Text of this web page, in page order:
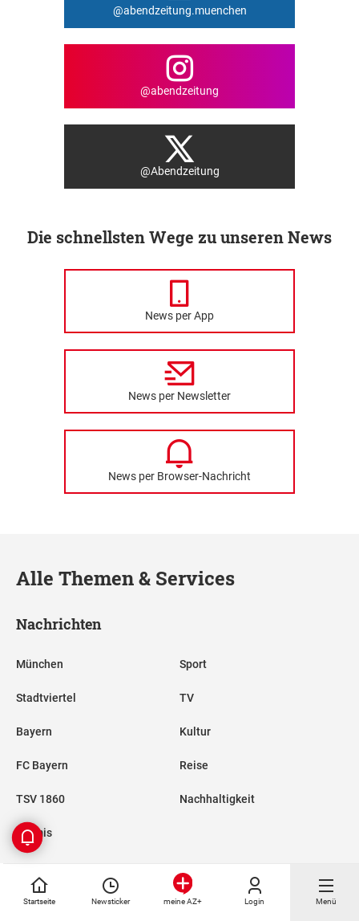
Startseite Newsticker meine AZ+ Login Menü
@abendzeitung.muenchen
@abendzeitung
@Abendzeitung
Die schnellsten Wege zu unseren News
News per App
News per Newsletter
News per Browser-Nachricht
Alle Themen & Services
Nachrichten
München
Stadtviertel
Bayern
FC Bayern
TSV 1860
Promis
Sport
TV
Kultur
Reise
Nachhaltigkeit
Services